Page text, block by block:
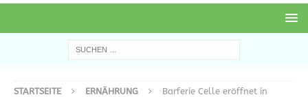
STARTSEITE ERNÄHRUNG
Barferie Celle eröffnet in